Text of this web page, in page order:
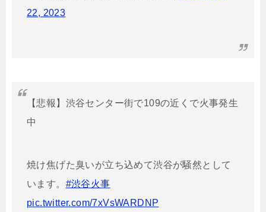
22, 2023
【悲報】渋谷センター街で109の近くで火事発生
中
焼け焦げた臭いが立ち込めて渋谷が騒然として
います。 #渋谷火事
pic.twitter.com/7xVsWARDNP